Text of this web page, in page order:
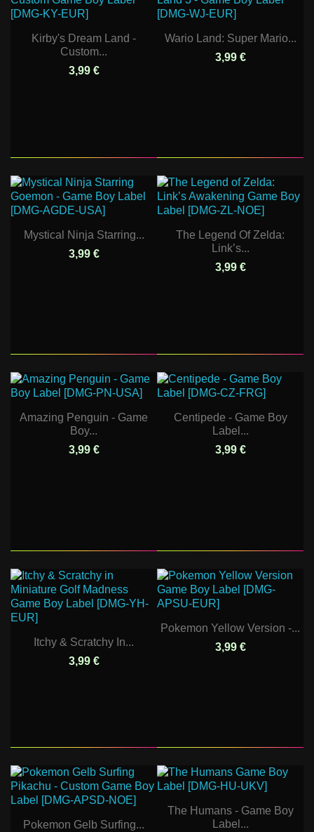
Kirby's Dream Land -
Custom...
3,99 €
Wario Land: Super Mario...
3,99 €
Mystical Ninja Starring...
3,99 €
The Legend Of Zelda:
Link’s...
3,99 €
Amazing Penguin - Game
Boy...
3,99 €
Centipede - Game Boy
Label...
3,99 €
Itchy & Scratchy In...
3,99 €
Pokemon Yellow Version -...
3,99 €
Pokemon Gelb Surfing...
The Humans - Game Boy
Label...